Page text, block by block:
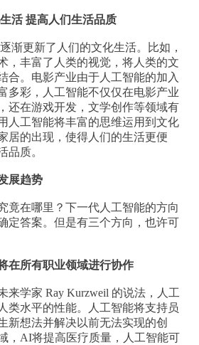
活 提高人们生活品质
更新了人们的文化生活。比如，
，丰富了人类的视觉，将人类的文
合。电影产业由于人工智能的加入
多彩，人工智能不仅仅在电影产业
还在游戏开发，文学创作等领域有
人工智能将丰富的思维运用到文化
居的出现，使得人们的生活更便
品质。
展趋势
在哪里？下一代人工智能的方向
定答案。但是有三个方向，也许可
在所有职业领域进行协作
学家 Ray Kurzweil 的说法，人工
类水平的性能。人工智能将支持员
新想法并解决以前无法实现的创
，AI将提高医疗质量，人工智能可